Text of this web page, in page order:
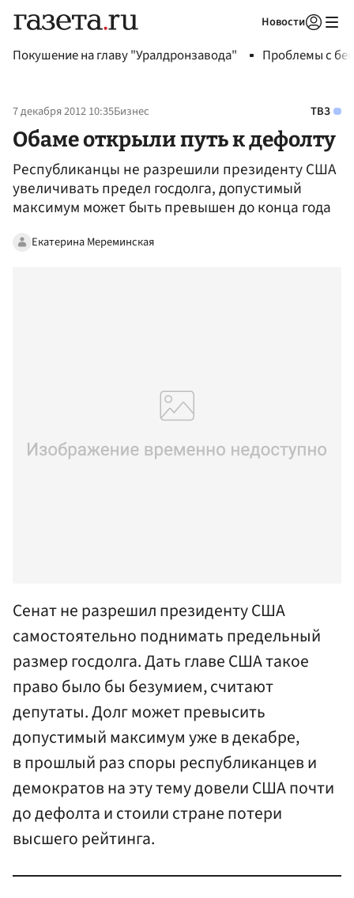
Новости
Покушение на главу "Уралдронзавода" Проблемы с
7 декабря 2012 10:35Бизнес ТВЗ
Обаме открыли путь к дефолту
Республиканцы не разрешили президенту США
увеличивать предел госдолга, допустимый
максимум может быть превышен до конца года
Екатерина Мереминская
Сенат не разрешил президенту США
самостоятельно поднимать предельный
размер госдолга. Дать главе США такое
право было бы безумием, считают
депутаты. Долг может превысить
допустимый максимум уже в декабре,
в прошлый раз споры республиканцев и
демократов на эту тему довели США почти
до дефолта и стоили стране потери
высшего рейтинга.